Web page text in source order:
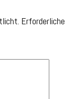
Erforderliche